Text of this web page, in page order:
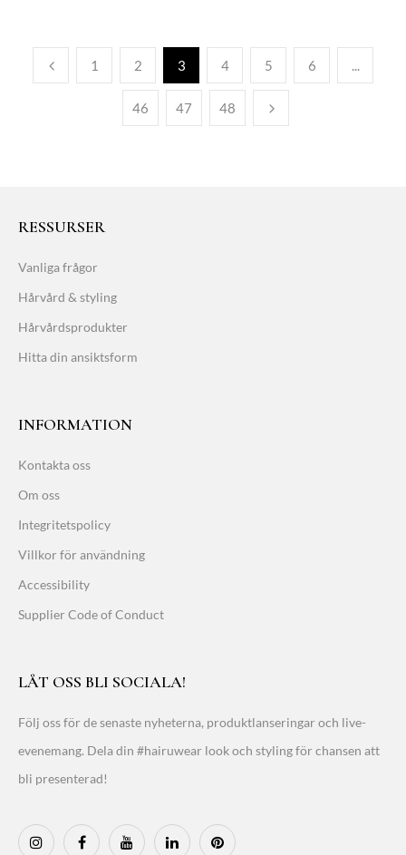
1 2 3 4 5 6 ...
46 47 48
RESSURSER
Vanliga frågor
Hårvård & styling
Hårvårdsprodukter
Hitta din ansiktsform
INFORMATION
Kontakta oss
Om oss
Integritetspolicy
Villkor för användning
Accessibility
Supplier Code of Conduct
LÅT OSS BLI SOCIALA!
Följ oss för de senaste nyheterna, produktlanseringar och live-
evenemang. Dela din #hairuwear look och styling för chansen att
bli presenterad!